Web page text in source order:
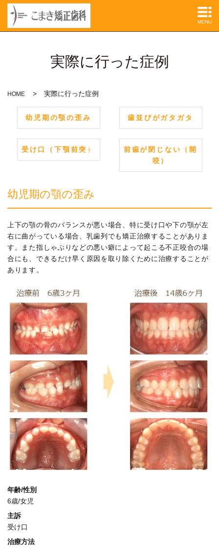
MENU
実際に行った症例
HOME 実際に行った症例
幼児期の顎の歪み 歯並びがガタガタ
受け口（下顎前突）
前歯が閉じない（開
咬）
幼児期の顎の歪み
上下の顎の骨のバランスが悪い場合、特に受け口や下の顎が左
右に曲がっている場合、乳歯列でも矯正治療することがありま
す。また指しゃぶりなどの悪い癖によって起こる不正咬合の場
合にも、できるだけ早く原因を取り除くために治療することが
あります。
年齢/性別
6歳/女児
主訴
受け口
治療方法